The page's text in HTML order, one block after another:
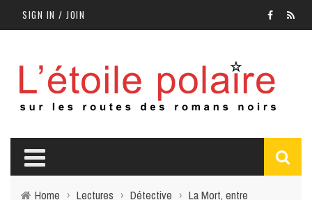
SIGN IN / JOIN
Home › Lectures › Détective › La Mort, entre